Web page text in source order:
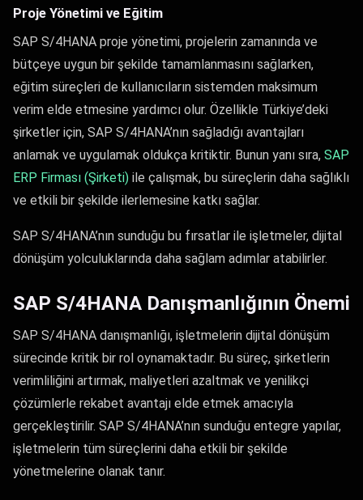
Proje Yönetimi ve Eğitim
SAP S/4HANA proje yönetimi, projelerin zamanında ve
bütçeye uygun bir şekilde tamamlanmasını sağlarken,
eğitim süreçleri de kullanıcıların sistemden maksimum
verim elde etmesine yardımcı olur. Özellikle Türkiye’deki
şirketler için, SAP S/4HANA’nın sağladığı avantajları
anlamak ve uygulamak oldukça kritiktir. Bunun yanı sıra, SAP
ERP Firması (Şirketi) ile çalışmak, bu süreçlerin daha sağlıklı
ve etkili bir şekilde ilerlemesine katkı sağlar.
SAP S/4HANA’nın sunduğu bu fırsatlar ile işletmeler, dijital
dönüşüm yolculuklarında daha sağlam adımlar atabilirler.
SAP S/4HANA Danışmanlığının Önemi
SAP S/4HANA danışmanlığı, işletmelerin dijital dönüşüm
sürecinde kritik bir rol oynamaktadır. Bu süreç, şirketlerin
verimliliğini artırmak, maliyetleri azaltmak ve yenilikçi
çözümlerle rekabet avantajı elde etmek amacıyla
gerçekleştirilir. SAP S/4HANA’nın sunduğu entegre yapılar,
işletmelerin tüm süreçlerini daha etkili bir şekilde
yönetmelerine olanak tanır.